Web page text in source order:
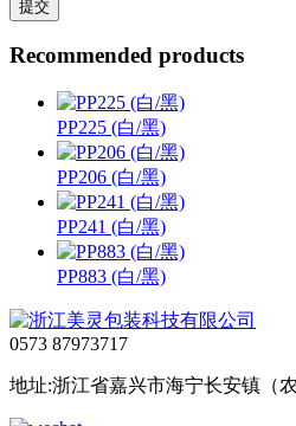
Recommended products
PP225 (白/黑)
PP206 (白/黑)
PP241 (白/黑)
PP883 (白/黑)
0573 87973717
地址:浙江省嘉兴市海宁长安镇（